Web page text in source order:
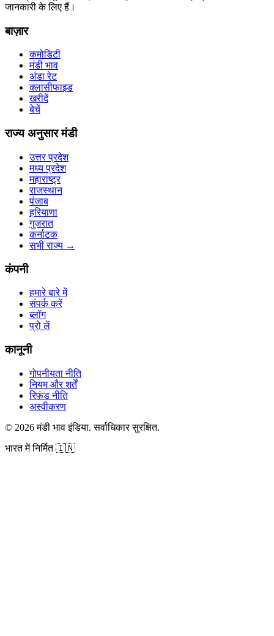
जानकारी के लिए हैं।
बाज़ार
कमोडिटी
मंडी भाव
अंडा रेट
क्लासीफाइड
खरीदें
बेचें
राज्य अनुसार मंडी
उत्तर प्रदेश
मध्य प्रदेश
महाराष्ट्र
राजस्थान
पंजाब
हरियाणा
गुजरात
कर्नाटक
सभी राज्य →
कंपनी
हमारे बारे में
संपर्क करें
ब्लॉग
प्रो लें
कानूनी
गोपनीयता नीति
नियम और शर्तें
रिफंड नीति
अस्वीकरण
© 2026 मंडी भाव इंडिया.सर्वाधिकार सुरक्षित.
भारत में निर्मित🇮🇳